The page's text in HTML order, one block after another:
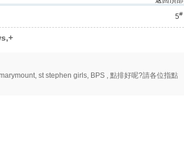
5#
st stephen girls, BPS , 點排好呢?請各位指點